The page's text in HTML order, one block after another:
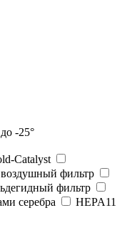
до -25°
Catalyst
фильтр
фильтр
серебра
HEPA11